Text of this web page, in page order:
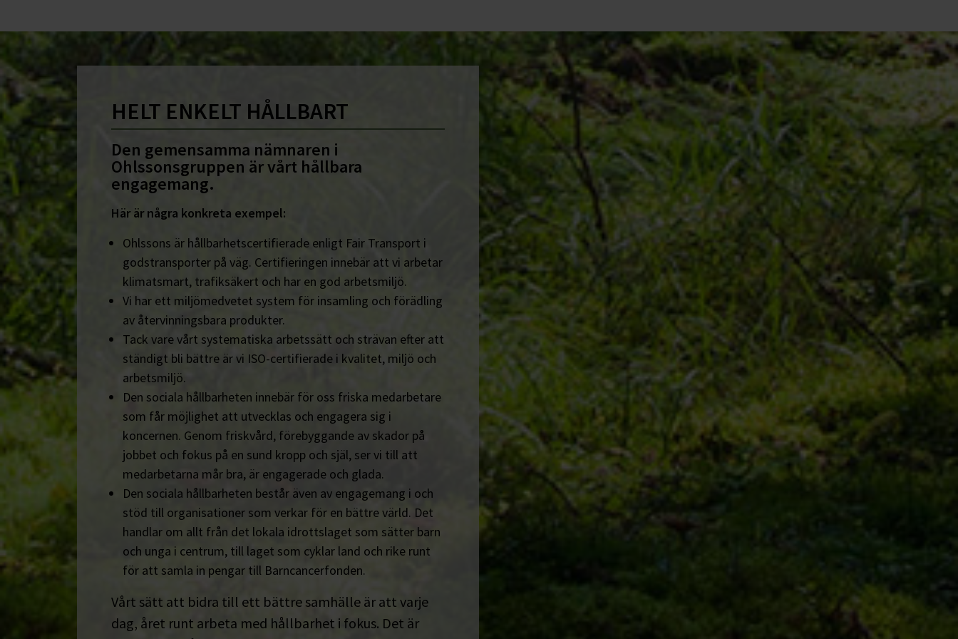
HELT ENKELT HÅLLBART
Den gemensamma nämnaren i
Ohlssonsgruppen är vårt hållbara
engagemang.
Här är några konkreta exempel:
Ohlssons är hållbarhetscertifierade enligt Fair Transport i
godstransporter på väg. Certifieringen innebär att vi arbetar
klimatsmart, trafiksäkert och har en god arbetsmiljö.
Vi har ett miljömedvetet system för insamling och förädling
av återvinningsbara produkter.
Tack vare vårt systematiska arbetssätt och strävan efter att
ständigt bli bättre är vi ISO-certifierade i kvalitet, miljö och
arbetsmiljö.
Den sociala hållbarheten innebär för oss friska medarbetare
som får möjlighet att utvecklas och engagera sig i
koncernen. Genom friskvård, förebyggande av skador på
jobbet och fokus på en sund kropp och själ, ser vi till att
medarbetarna mår bra, är engagerade och glada.
Den sociala hållbarheten består även av engagemang i och
stöd till organisationer som verkar för en bättre värld. Det
handlar om allt från det lokala idrottslaget som sätter barn
och unga i centrum, till laget som cyklar land och rike runt
för att samla in pengar till Barncancerfonden.
Vårt sätt att bidra till ett bättre samhälle är att varje
dag, året runt arbeta med hållbarhet i fokus. Det är